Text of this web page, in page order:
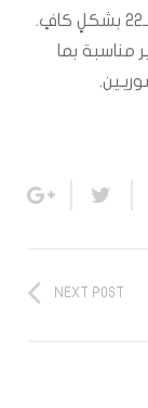
بالمُخـتصر، لم يتم استخدام أي من الحدود الـ٢٢ بشكلٍ كافٍ.
مناسبة بما
NEXT POST